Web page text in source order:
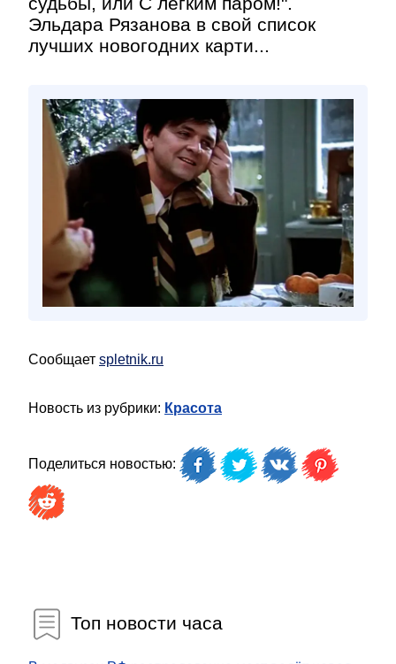
Эльдара Рязанова в свой список
лучших новогодних карти...
Сообщает spletnik.ru
Новость из рубрики: Красота
Поделиться новостью:
Топ новости часа